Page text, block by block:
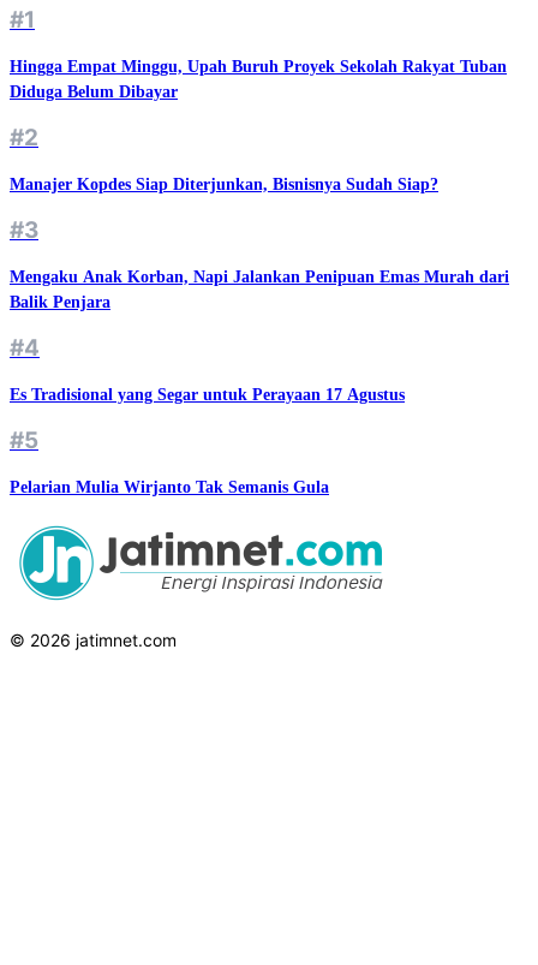
#1
Hingga Empat Minggu, Upah Buruh Proyek Sekolah Rakyat Tuban
Diduga Belum Dibayar
#2
Manajer Kopdes Siap Diterjunkan, Bisnisnya Sudah Siap?
#3
Mengaku Anak Korban, Napi Jalankan Penipuan Emas Murah dari
Balik Penjara
#4
Es Tradisional yang Segar untuk Perayaan 17 Agustus
#5
Pelarian Mulia Wirjanto Tak Semanis Gula
© 2026 jatimnet.com